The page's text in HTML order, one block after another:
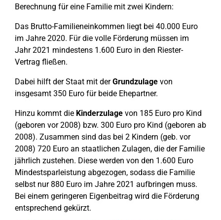
Berechnung für eine Familie mit zwei Kindern:
Das Brutto-Familieneinkommen liegt bei 40.000 Euro
im Jahre 2020. Für die volle Förderung müssen im
Jahr 2021 mindestens 1.600 Euro in den Riester-
Vertrag fließen.
Dabei hilft der Staat mit derGrundzulage von
insgesamt 350 Euro für beide Ehepartner.
Hinzu kommt die Kinderzulage von 185 Euro pro Kind
(geboren vor 2008) bzw. 300 Euro pro Kind (geboren ab
2008). Zusammen sind das bei 2 Kindern (geb. vor
2008) 720 Euro an staatlichen Zulagen, die der Familie
jährlich zustehen. Diese werden von den 1.600 Euro
Mindestsparleistung abgezogen, sodass die Familie
selbst nur 880 Euro im Jahre 2021 aufbringen muss.
Bei einem geringeren Eigenbeitrag wird die Förderung
entsprechend gekürzt.